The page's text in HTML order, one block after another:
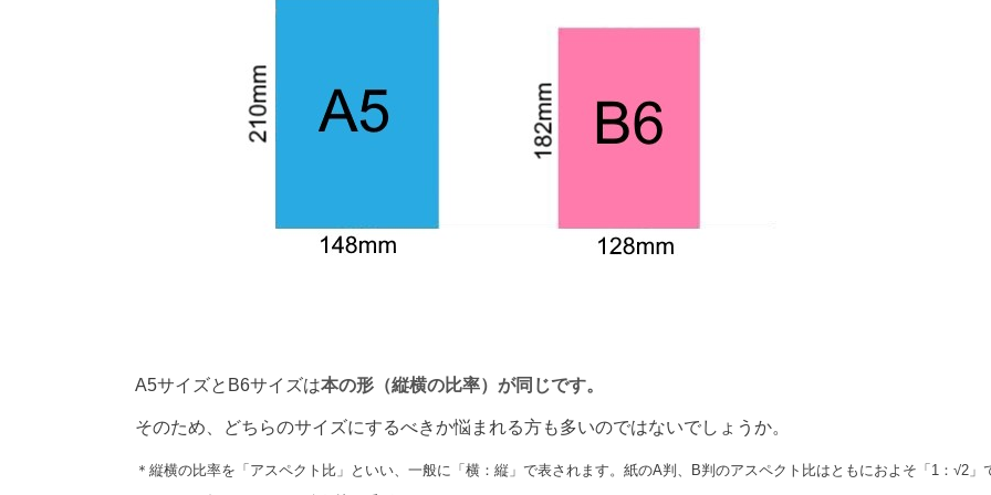
A5サイズとB6サイズは本の形（縦横の比率）が同じです。
そのため、どちらのサイズにするべきか悩まれる方も多いのではないでしょうか。
＊縦横の比率を「アスペクト比」といい、一般に「横：縦」で表されます。紙のA判、B判のアスペクト比はともにおよそ「1：√2」